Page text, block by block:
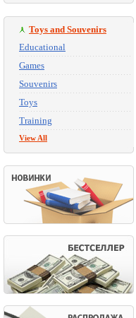
Toys and Souvenirs
Educational
Games
Souvenirs
Toys
Training
View All